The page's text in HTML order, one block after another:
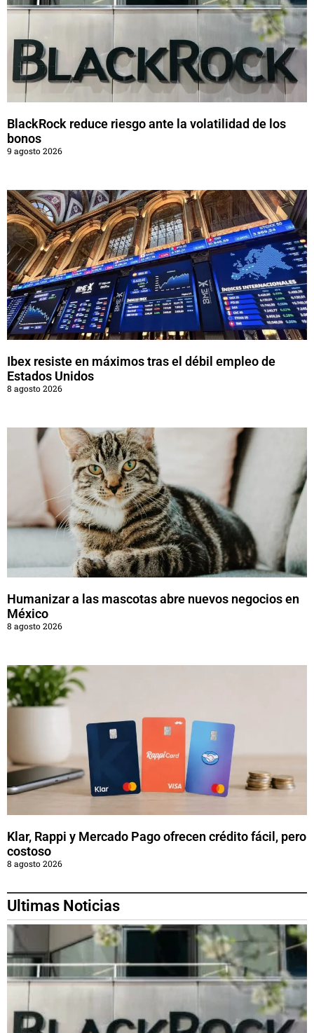
BlackRock reduce riesgo ante la volatilidad de los
bonos
9 agosto 2026
Ibex resiste en máximos tras el débil empleo de
Estados Unidos
8 agosto 2026
Humanizar a las mascotas abre nuevos negocios en
México
8 agosto 2026
Klar, Rappi y Mercado Pago ofrecen crédito fácil, pero
costoso
8 agosto 2026
Ultimas Noticias